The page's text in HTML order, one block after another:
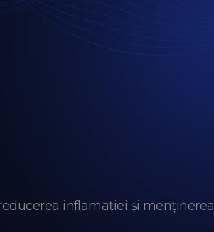
inflamației și menținerea